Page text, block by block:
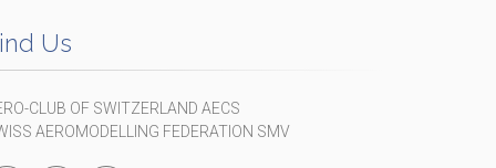
Us
CLUB OF SWITZERLAND AECS
AEROMODELLING FEDERATION SMV